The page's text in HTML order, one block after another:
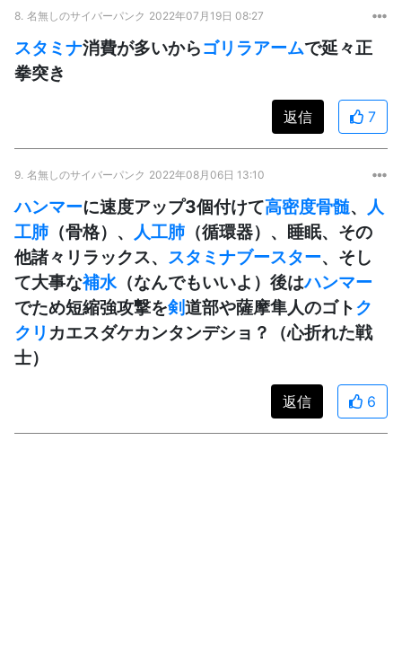
8. 名無しのサイバーパンク 2022年07月19日 08:27
スタミナ消費が多いからゴリラアームで延々正
拳突き
返信 7
9. 名無しのサイバーパンク 2022年08月06日 13:10
ハンマーに速度アップ3個付けて高密度骨髄、 人
工肺 （骨格）、 人工肺 （循環器）、睡眠、その
他諸々リラックス、 スタミナブースター、そし
て大事な補水（なんでもいいよ）後はハンマー
でため短縮強攻撃を剣道部や薩摩隼人のゴトク
クリ カエスダケカンタンデショ？（心折れた戦
士）
返信 6